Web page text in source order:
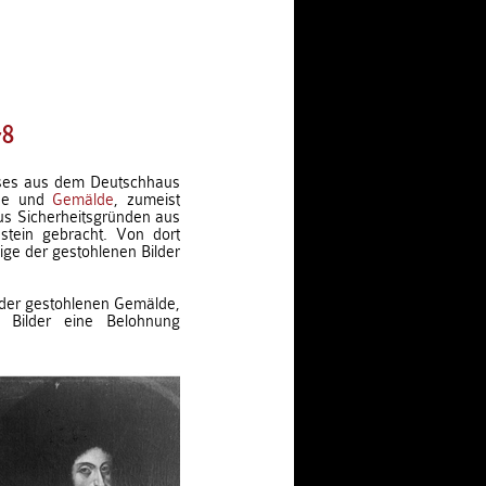
aus dem Deutschhaus
und Gemälde, zumeist
Sicherheitsgründen aus
gebracht. Von dort
der gestohlenen Bilder
gestohlenen Gemälde,
eine Belohnung